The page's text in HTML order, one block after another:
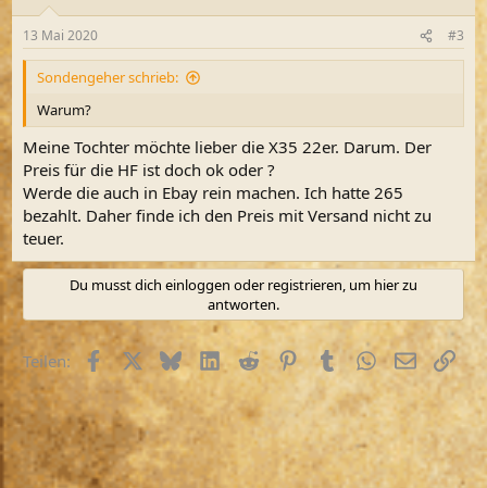
13 Mai 2020 #3
Sondengeher schrieb:
Warum?
Meine Tochter möchte lieber die X35 22er. Darum. Der
Preis für die HF ist doch ok oder ?
Werde die auch in Ebay rein machen. Ich hatte 265
bezahlt. Daher finde ich den Preis mit Versand nicht zu
teuer.
Du musst dich einloggen oder registrieren, um hier zu
antworten.
Teilen: FacebookX (Twitter)
BlueskyLinkedInRedditPinterest
TumblrWhatsApp
E-MailLink